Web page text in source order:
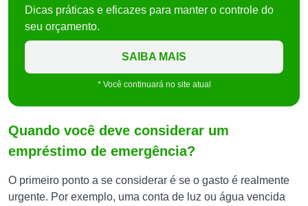
Dicas práticas e eficazes para manter o controle do
seu orçamento.
SAIBA MAIS
* Você continuará no site atual
Quando você deve considerar um
empréstimo de emergência?
O primeiro ponto a se considerar é se o gasto é realmente
urgente. Por exemplo, uma conta de luz ou água vencida